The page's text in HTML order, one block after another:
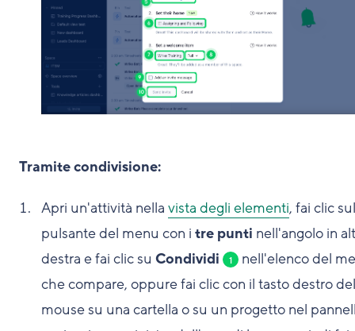
Tramite condivisione:
Apri un'attività nella vista degli elementi, fai clic sul
pulsante del menu con i tre punti nell'angolo in
destra e fai clic su Condividi 1
nell'elenco del
che compare, oppure fai clic con il tasto destro del
mouse su una cartella o su un progetto nel